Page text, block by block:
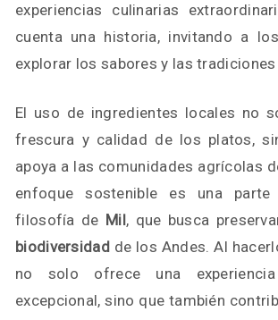
experiencias culinarias
cuenta una historia, invitando a
explorar los sabores y las
El uso de ingredientes locales no
frescura y calidad de los platos,
apoya a las comunidades agrícolas
enfoque sostenible es una
filosofía de Mil, que busca
biodiversidad de los Andes. Al
no solo ofrece una experiencia
excepcional, sino que también